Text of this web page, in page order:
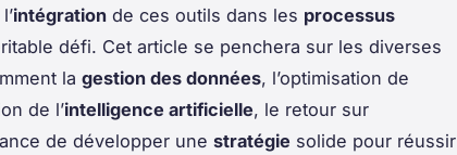
intégration de ces outils dans les processus
défi. Cet article se penchera sur les diverses
la gestion des données, l’optimisation de
de l’intelligence artificielle, le retour sur
de développer une stratégie solide pour réussir